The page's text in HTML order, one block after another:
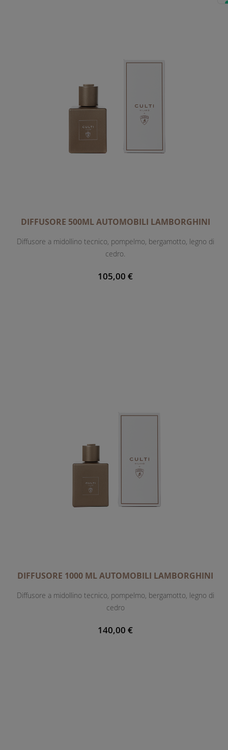
DIFFUSORE 500ML AUTOMOBILI LAMBORGHINI
Diffusore a midollino tecnico, pompelmo, bergamotto, legno di
cedro.
105,00 €
DIFFUSORE 1000 ML AUTOMOBILI LAMBORGHINI
Diffusore a midollino tecnico, pompelmo, bergamotto, legno di
cedro
140,00 €